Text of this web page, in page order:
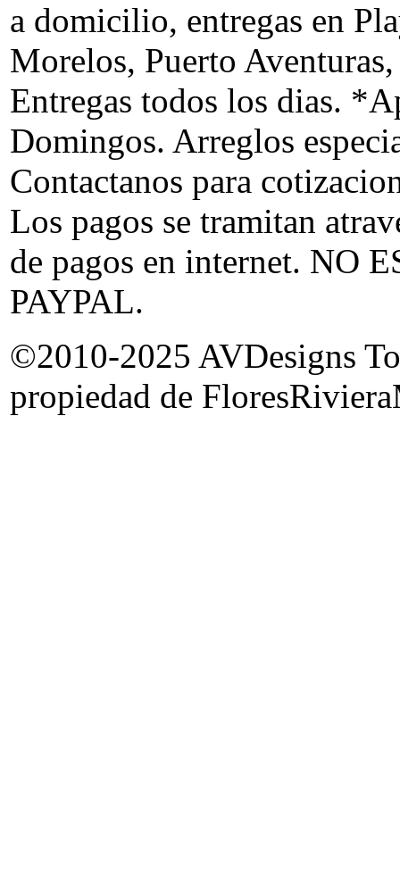
a domicilio, entregas en
Morelos, Puerto
Entregas todos los dias.
Domingos. Arreglos
Contactanos para
Los pagos se tramitan
de pagos en internet. NO
PAYPAL.
©2010-2025 AVDesigns
propiedad de